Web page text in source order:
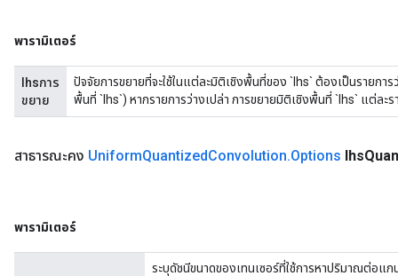
พารามิเตอร์
lhsการ
ขยาย
ปัจจัยการขยายที่จะใช้ในแต่ละมิติเชิงพื้นที่ของ `lhs` ต้องเป็นรายกา
พื้นที่ `lhs`) หากรายการว่างเปล่า การขยายมิติเชิงพื้นที่ `lhs` แต่ละร
สาธารณะคง UniformQuantizedConvolution.Options lhs
พารามิเตอร์
ระบุดัชนีขนาดของเทนเซอร์ที่ใช้การหาปริมาณต่อแ